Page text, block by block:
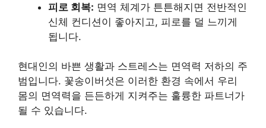
피로 회복: 면역 체계가 튼튼해지면 전반적인
신체 컨디션이 좋아지고, 피로를 덜 느끼게
됩니다.
현대인의 바쁜 생활과 스트레스는 면역력 저하의 주
범입니다. 꽃송이버섯은 이러한 환경 속에서 우리
몸의 면역력을 든든하게 지켜주는 훌륭한 파트너가
될 수 있습니다.